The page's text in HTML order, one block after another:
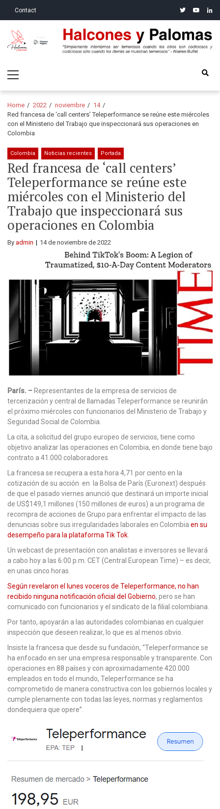
Contact twitteryoutube
Halcones y Palomas
Menu
Home 2022 noviembre
14
Red francesa de ‘call centers’ Teleperformance se reúne este miércoles
con el Ministerio del Trabajo que inspeccionará sus operaciones en
Colombia
Colombia Noticias recientes Portada
Red francesa de ‘call centers’
Teleperformance se reúne este
miércoles con el Ministerio del
Trabajo que inspeccionará sus
operaciones en Colombia
By admin 14 de noviembre de 2022
París. – Representantes de la empresa de servicios de
tercerización y central de llamadas Teleperformance se reunirán
el próximo miércoles con funcionarios del Ministerio de Trabajo y
Seguridad Social de Colombia.
La cita, a solicitud del grupo europeo de servicios, tiene como
objetivo analizar las operaciones en Colombia, en donde tiene bajo
contrato a 41.000 colaboradores.
La francesa se recupera a esta hora 4,71 por ciento en la
cotización de su acción en la Bolsa de París (Euronext) después
de que el pasado viernes anunció que destinará un importe inicial
de US$149,1 millones (150 millones de euros) a un programa de
recompra de acciones de Grupo para enfrentar el impacto de las
denuncias sobre sus irregularidades laborales en Colombia en su
desempeño para la plataforma Tik Tok
Un webcast de presentación con analistas e inversores se llevará
a cabo hoy a las 6:00 p.m. CET (Central European Time) – es decir,
en unas cinco horas.
Según revelaron el lunes voceros de Teleperformance, no han
recibido ninguna notificación oficial del Gobierno, pero se han
comunicado con funcionarios y el sindicato de la filial colombiana.
Por tanto, apoyarán a las autoridades colombianas en cualquier
inspección que deseen realizar, lo que es al menos obvio.
Insiste la francesa que desde su fundación, “Teleperformance se
ha enfocado en ser una empresa responsable y transparente. Con
operaciones en 88 países y con aproximadamente 420.000
empleados en todo el mundo, Teleperformance se ha
comprometido de manera constructiva con los gobiernos locales y
cumple plenamente con todas las leyes, normas y reglamentos
dondequiera que opere”.